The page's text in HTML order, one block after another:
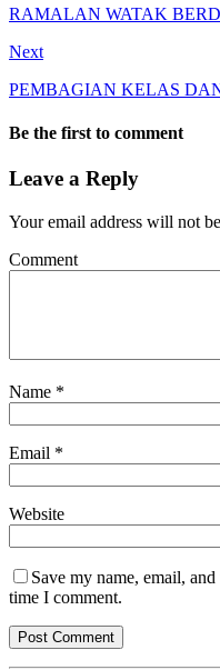
RAMALAN WATAK
Next
PEMBAGIAN KELAS
Be the first to comment
Leave a Reply
Your email address will not
Comment
Name *
Email *
Website
Save my name, email,
time I comment.